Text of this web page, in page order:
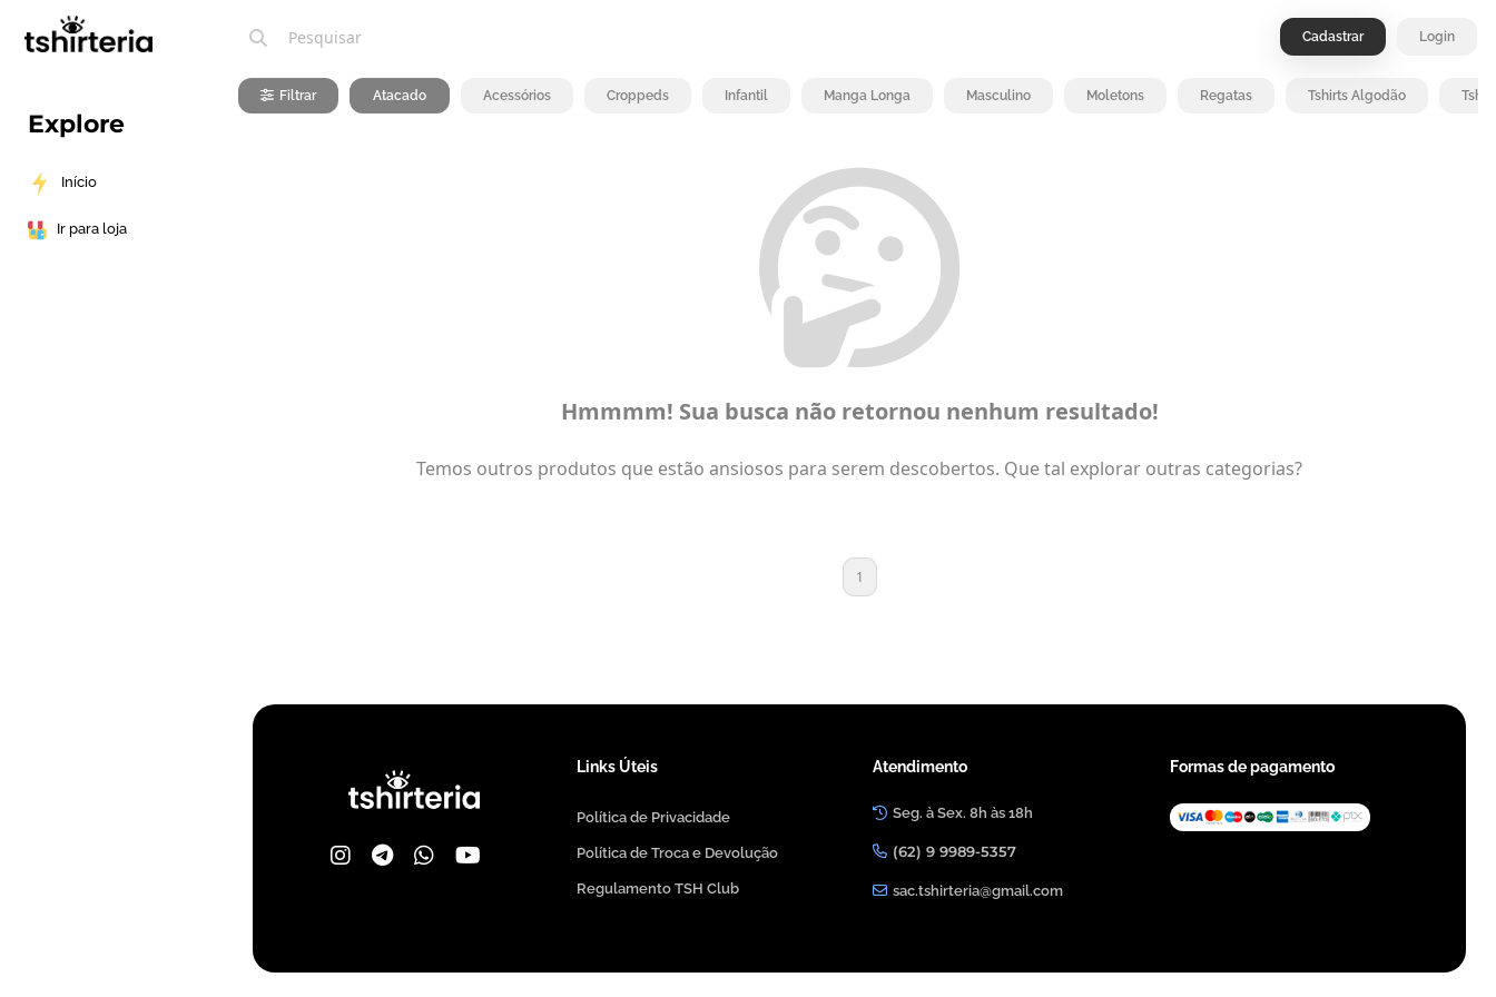
Explore
Início
Ir para loja
Cadastrar Login
Filtrar Atacado Acessórios Croppeds Infantil Manga Longa Masculino Moletons Regatas Tshirts Algodão
Hmmmm! Sua busca não retornou nenhum resultado!
Temos outros produtos que estão ansiosos para serem descobertos. Que tal explorar outras categorias?
1
Links Úteis
Política de Privacidade
Política de Troca e Devolução
Regulamento TSH Club
Atendimento
Seg. à Sex. 8h às 18h
(62) 9 9989-5357
sac.tshirteria@gmail.com
Formas de pagamento